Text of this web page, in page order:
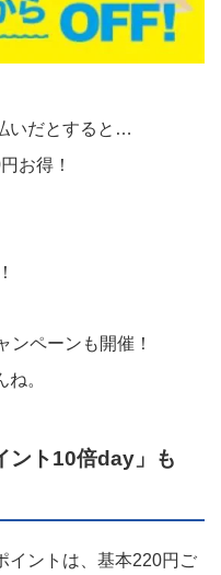
いだとすると…
お得！
ンペーンも開催！
。
ント10倍day」も
イントは、基本220円ご